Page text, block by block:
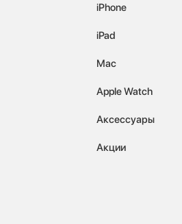
iPhone
iPad
Mac
Apple Watch
Аксессуары
Акции